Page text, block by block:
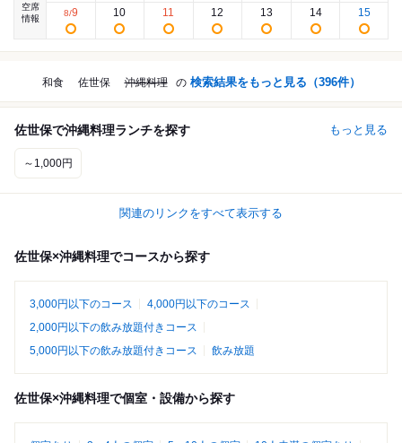
空席
情報
8/9 10 11 12 13 14 15
和食 佐世保 沖縄料理 の 検索結果をもっと見る（396件）
佐世保で沖縄料理ランチを探す もっと見る
～1,000円
関連のリンクをすべて表示する
佐世保×沖縄料理でコースから探す
3,000円以下のコース
4,000円以下のコース
2,000円以下の飲み放題付きコース
5,000円以下の飲み放題付きコース
飲み放題
佐世保×沖縄料理で個室・設備から探す